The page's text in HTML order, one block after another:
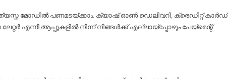
മോഡിൽ പണമടയ്ക്കാം. ക്യാഷ് ഓൺ ഡെലിവറി, ക്രെഡിറ്റ് കാർഡ്
എന്നീ ആപ്പുകളിൽ നിന്ന് നിങ്ങൾക്ക് എല്ലായ്പ്പോഴും പേയ്‌മെന്റ്